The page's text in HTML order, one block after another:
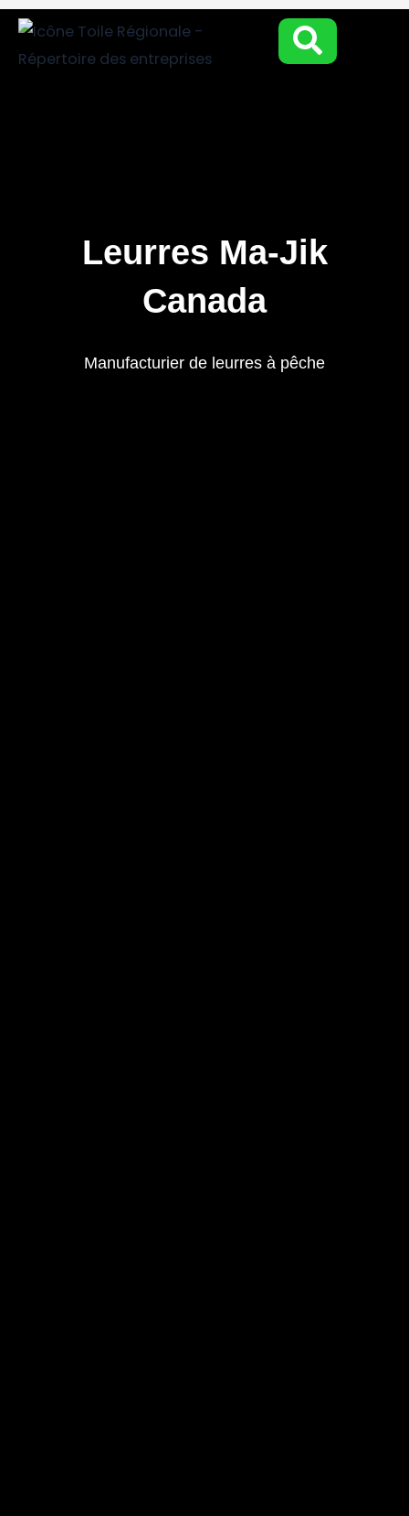
Aller
contenu
Leurres Ma-Jik
Canada
Manufacturier de leurres à pêche